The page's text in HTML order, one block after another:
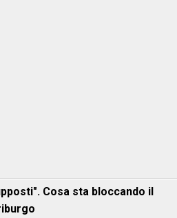
Cosa sta bloccando il